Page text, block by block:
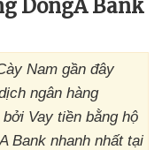
DongA Bank
Nam gần đây
ngân hàng
Vay tiền bằng hộ
Bank nhanh nhất tại